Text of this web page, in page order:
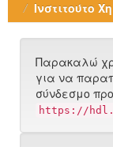
Ινστιτούτο
Παρακαλώ
για να
σύνδεσμο
https://